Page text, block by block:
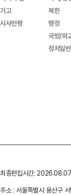
기고
시사만평
북한
행정
국방/외
정치일반
최종편집시간:
주소 : 서울특별시 용산구